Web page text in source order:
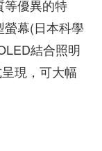
等優異的特
幕(日本科學
結合照明
現，可大幅